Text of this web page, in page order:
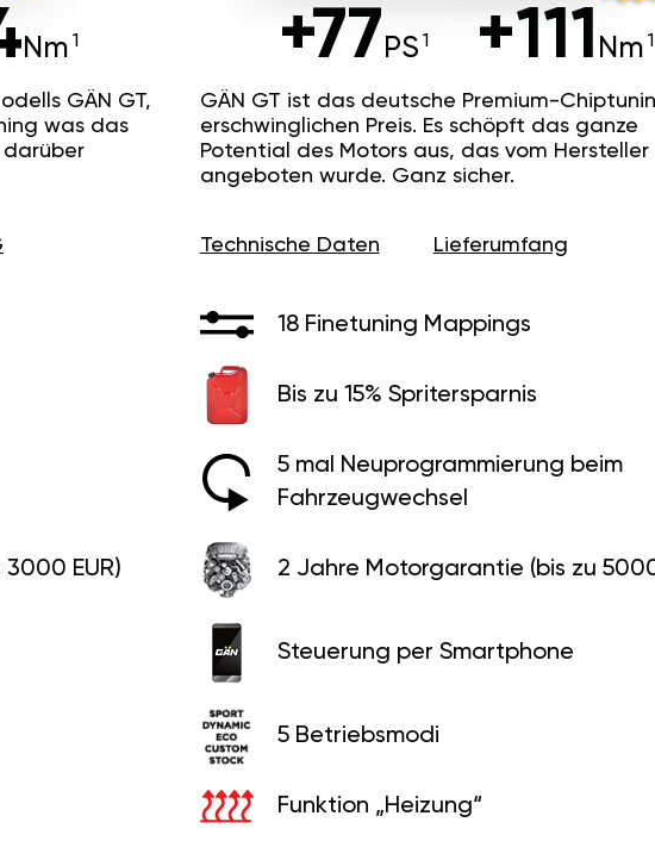
+77 PS +111 Nm
GÄN GT ist das deutsche Premium-
erschwinglichen Preis. Es schöpft das ganze
Potential des Motors aus, das vom Hersteller
angeboten wurde. Ganz sicher.
Technische Daten Lieferumfang
18 Finetuning Mappings
Bis zu 15% Spritersparnis
5 mal Neuprogrammierung beim
Fahrzeugwechsel
2 Jahre Motorgarantie (bis zu 5000
Steuerung per Smartphone
5 Betriebsmodi
Funktion „Heizung“
Nm
GÄN GT,
was das
darüber
EUR)